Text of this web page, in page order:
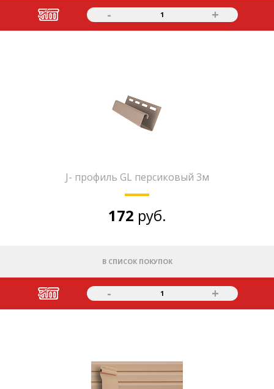
- 1 +
J- профиль GL персиковый 3м
172 руб.
В СПИСОК ПОКУПОК
- 1 +